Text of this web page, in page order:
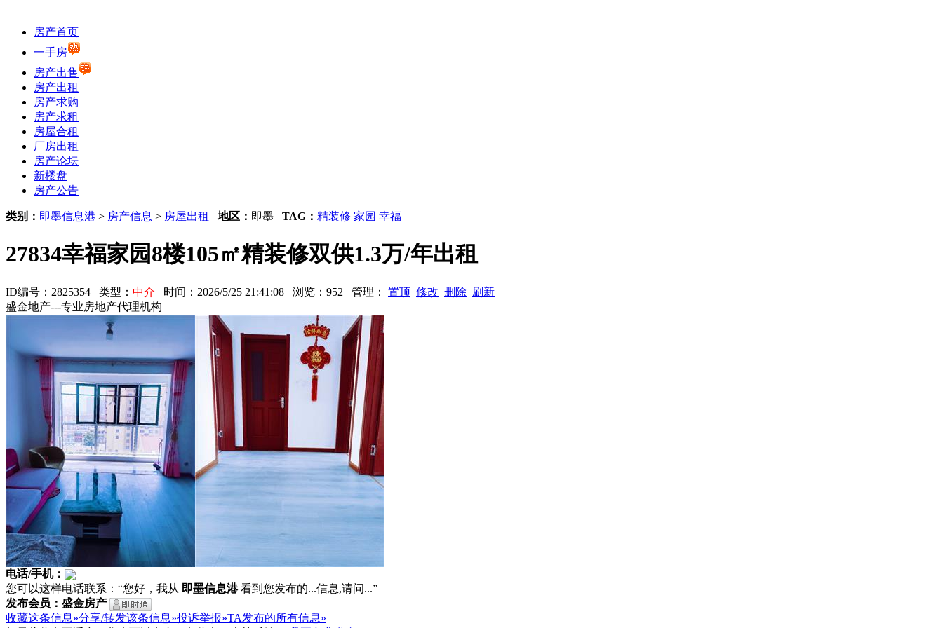
房产首页
一手房
房产出售
房产出租
房产求购
房产求租
房屋合租
厂房出租
房产论坛
新楼盘
房产公告
类别： 即墨信息港 > 房产信息 > 房屋出租 地区： 即墨 TAG： 精装修 家园 幸福
27834幸福家园8楼105㎡精装修双供1.3万/年出租
ID编号：2825354 类型： 中介 时间：2026/5/25 21:41:08 浏览：952 管理： 置顶 修改 删除 刷新
盛金地产---专业房地产代理机构
电话/手机：
您可以这样电话联系：“您好，我从 即墨信息港看到您发布的...信息,请问...”
发布会员：盛金房产
收藏这条信息»分享/转发该条信息»投诉举报»TA发布的所有信息»